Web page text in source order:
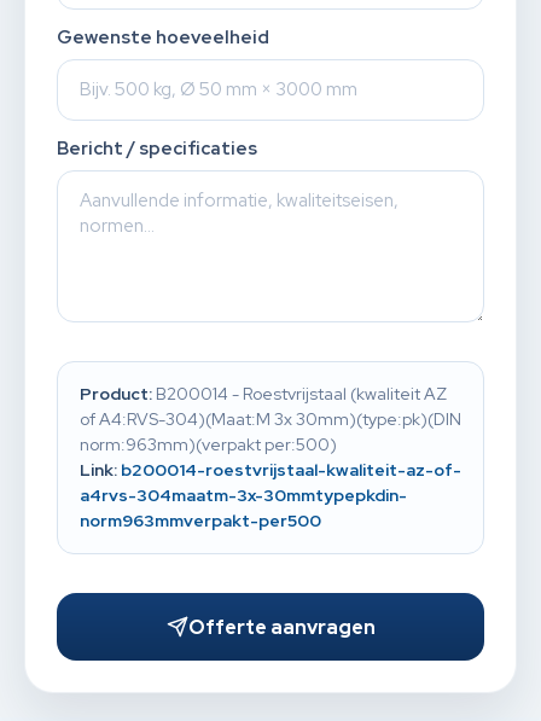
Gewenste hoeveelheid
Bericht / specificaties
Product: B200014 - Roestvrijstaal (kwaliteit AZ
of A4:RVS-304)(Maat:M 3x 30mm)(type:pk)(DIN
norm:963mm)(verpakt per:500)
Link: b200014-roestvrijstaal-kwaliteit-az-of-
a4rvs-304maatm-3x-30mmtypepkdin-
norm963mmverpakt-per500
Offerte aanvragen